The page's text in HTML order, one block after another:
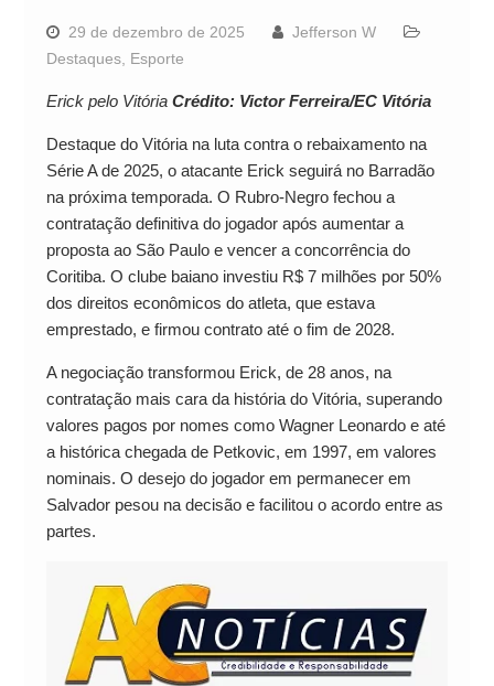
29 de dezembro de 2025
Jefferson W
Destaques, Esporte
Erick pelo Vitória Crédito: Victor Ferreira/EC Vitória
Destaque do Vitória na luta contra o rebaixamento na
Série A de 2025, o atacante Erick seguirá no Barradão
na próxima temporada. O Rubro-Negro fechou a
contratação definitiva do jogador após aumentar a
proposta ao São Paulo e vencer a concorrência do
Coritiba. O clube baiano investiu R$ 7 milhões por 50%
dos direitos econômicos do atleta, que estava
emprestado, e firmou contrato até o fim de 2028.
A negociação transformou Erick, de 28 anos, na
contratação mais cara da história do Vitória, superando
valores pagos por nomes como Wagner Leonardo e até
a histórica chegada de Petkovic, em 1997, em valores
nominais. O desejo do jogador em permanecer em
Salvador pesou na decisão e facilitou o acordo entre as
partes.